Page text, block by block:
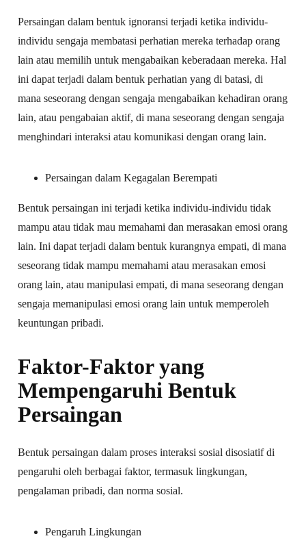
Persaingan dalam bentuk ignoransi terjadi ketika individu-
individu sengaja membatasi perhatian mereka terhadap orang
lain atau memilih untuk mengabaikan keberadaan mereka. Hal
ini dapat terjadi dalam bentuk perhatian yang di batasi, di
mana seseorang dengan sengaja mengabaikan kehadiran orang
lain, atau pengabaian aktif, di mana seseorang dengan sengaja
menghindari interaksi atau komunikasi dengan orang lain.
Persaingan dalam Kegagalan Berempati
Bentuk persaingan ini terjadi ketika individu-individu tidak
mampu atau tidak mau memahami dan merasakan emosi orang
lain. Ini dapat terjadi dalam bentuk kurangnya empati, di mana
seseorang tidak mampu memahami atau merasakan emosi
orang lain, atau manipulasi empati, di mana seseorang dengan
sengaja memanipulasi emosi orang lain untuk memperoleh
keuntungan pribadi.
Faktor-Faktor yang
Mempengaruhi Bentuk
Persaingan
Bentuk persaingan dalam proses interaksi sosial disosiatif di
pengaruhi oleh berbagai faktor, termasuk lingkungan,
pengalaman pribadi, dan norma sosial.
Pengaruh Lingkungan